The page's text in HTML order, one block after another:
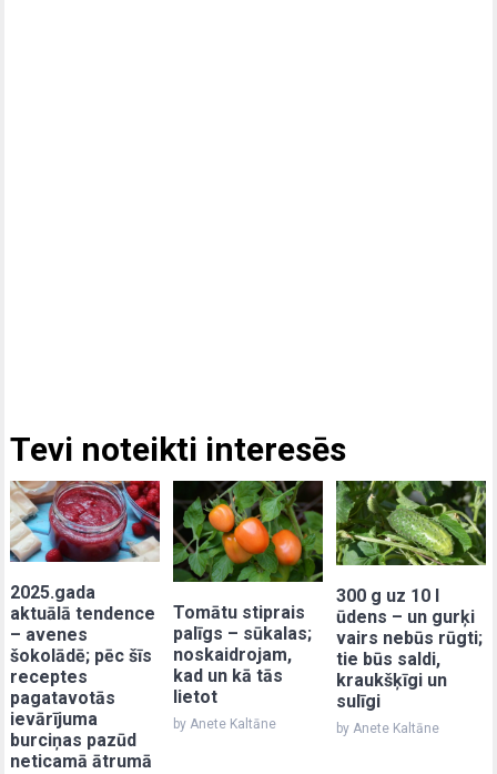
Tevi noteikti interesēs
2025.gada
aktuālā tendence
– avenes
šokolādē; pēc šīs
receptes
pagatavotās
ievārījuma
burciņas pazūd
neticamā ātrumā
Tomātu stiprais
palīgs – sūkalas;
noskaidrojam,
kad un kā tās
lietot
by Anete Kaltāne
300 g uz 10 l
ūdens – un gurķi
vairs nebūs rūgti;
tie būs saldi,
kraukšķīgi un
sulīgi
by Anete Kaltāne